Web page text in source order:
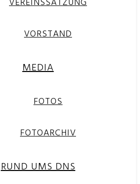
VORSTAND
MEDIA
FOTOS
FOTOARCHIV
RUND UMS DNS